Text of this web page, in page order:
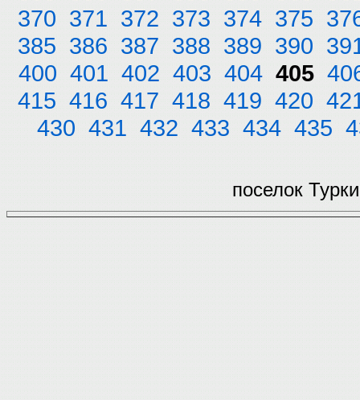
370 371 372 373 374 375
385 386 387 388 389 390
400 401 402 403 404 405
415 416 417 418 419 420
430 431 432 433 434 435
поселок